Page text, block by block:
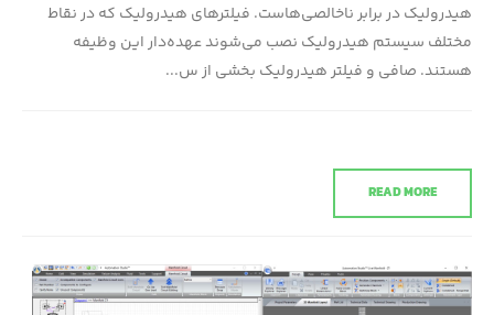
هیدرولیک در برابر ناخالصی‌هاست. فیلتر‌های هیدرولیک که در نقاط
مختلف سیستم هیدرولیک نصب می‌شوند عهده‌دار این وظیفه
هستند. صافی و فیلتر هیدرولیک بخشی از س...
READ MORE